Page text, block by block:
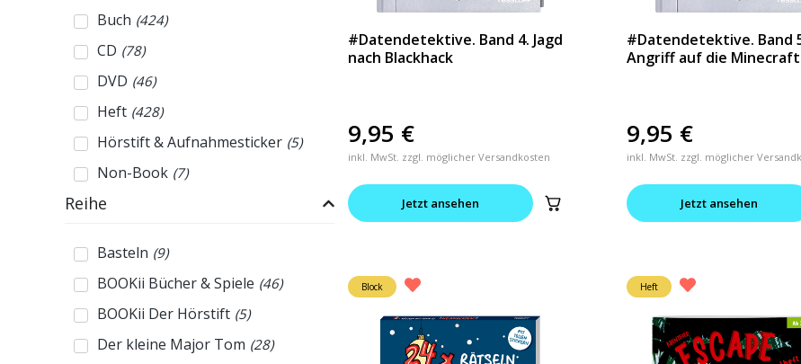
Buch (424)
CD (78)
DVD (46)
Heft (428)
Hörstift & Aufnahmesticker (5)
Non-Book (7)
Reihe
Basteln (9)
BOOKii Bücher & Spiele (46)
BOOKii Der Hörstift (5)
Der kleine Major Tom (28)
#Datendetektive. Band 4. Jagd
nach Blackhack
9,95 €
inkl. MwSt. zzgl. möglicher Versandkosten
Jetzt ansehen
#Datendetektive. Band
Angriff auf die
9,95 €
inkl. MwSt. zzgl. möglicher
Jetzt ansehen
Block Heft